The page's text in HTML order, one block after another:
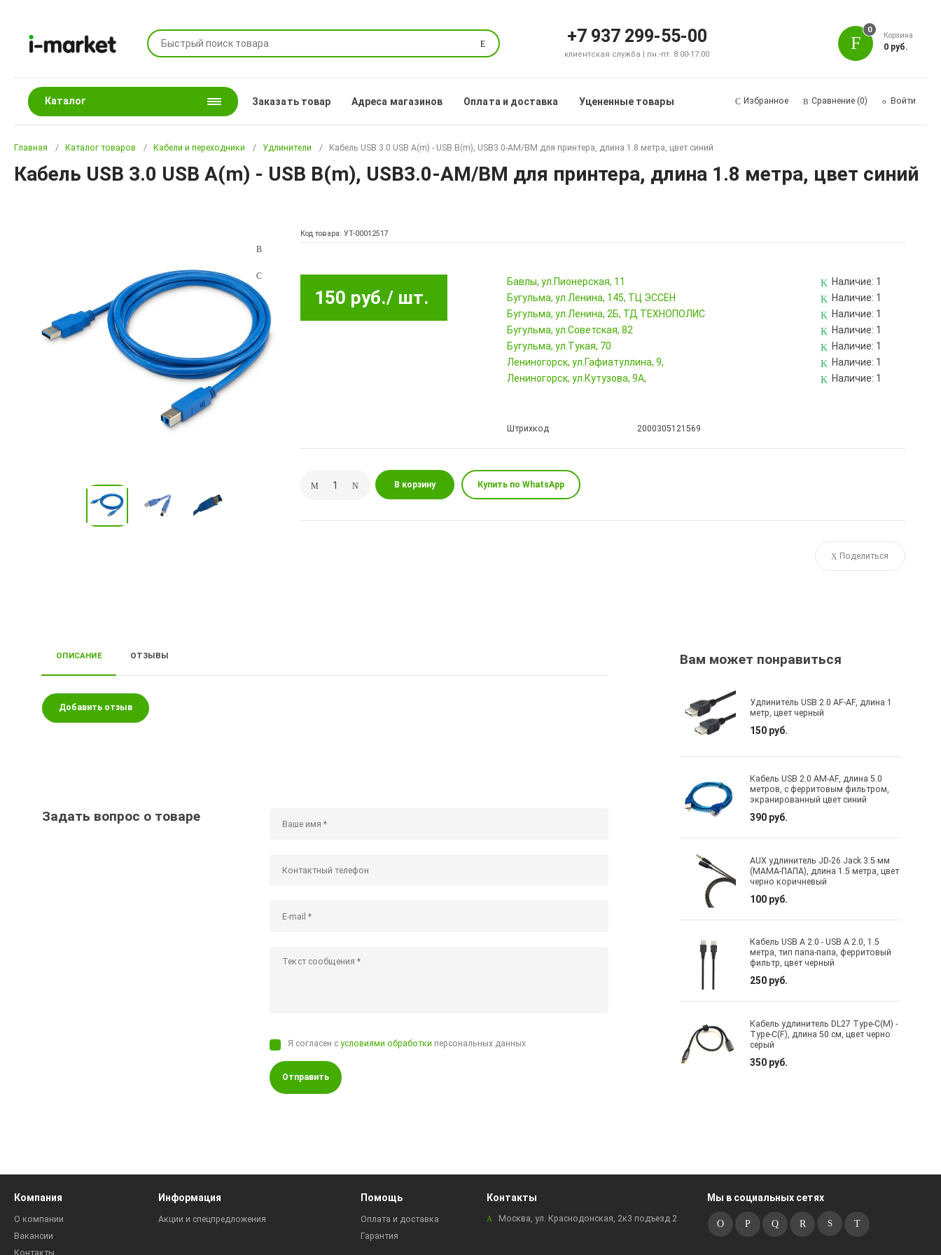
Поиск +7 937 299-55-00
клиентская служба | пн.-пт. 8:00-17:00
0
Корзина
0 руб.
Каталог Заказать товар Адреса магазинов Оплата и доставка Уцененные товары Избранное Сравнение (0) Войти
Главная Каталог товаров Кабели и переходники Удлинители Кабель USB 3.0 USB A(m) - USB B(m), USB3.0-AM/BM для принтера, длина 1.8 метра, цвет синий
Кабель USB 3.0 USB A(m) - USB B(m), USB3.0-AM/BM для принтера, длина 1.8 метра, цвет синий
Код товара: УТ-00012517
150 руб./ шт.
Бавлы, ул.Пионерская, 11 Наличие: 1
Бугульма, ул.Ленина, 145, ТЦ ЭССЕН
Наличие: 1
Бугульма, ул.Ленина, 2Б, ТД ТЕХНОПОЛИС
Наличие: 1
Бугульма, ул.Советская, 82
Наличие: 1
Бугульма, ул.Тукая, 70
Наличие: 1
Лениногорск, ул.Гафиатуллина, 9,
Наличие: 1
Лениногорск, ул.Кутузова, 9А,
Наличие: 1
Штрихкод 2000305121569
В корзину Купить по WhatsApp
Поделиться
ОПИСАНИЕ ОТЗЫВЫ
Добавить отзыв
Задать вопрос о товаре
Я согласен сусловиями обработки персональных данных
Отправить
Вам может понравиться
Удлинитель USB 2.0 AF-AF, длина 1
метр, цвет черный
150 руб.
Кабель USB 2.0 AM-AF, длина 5.0
метров, с ферритовым фильтром,
экранированный цвет синий
390 руб.
AUX удлинитель JD-26 Jack 3.5 мм
(МАМА-ПАПА), длина 1.5 метра, цвет
черно коричневый
100 руб.
Кабель USB A 2.0 - USB A 2.0, 1.5
метра, тип папа-папа, ферритовый
фильтр, цвет черный
250 руб.
Кабель удлинитель DL27 Type-C(M) -
Type-C(F), длина 50 cм, цвет черно
серый
350 руб.
Компания
О компании
Вакансии
Контакты
Информация
Акции и спецпредложения
Помощь
Оплата и доставка
Гарантия
Контакты
Москва, ул. Краснодонская, 2к3 подъезд 2
Мы в социальных сетях